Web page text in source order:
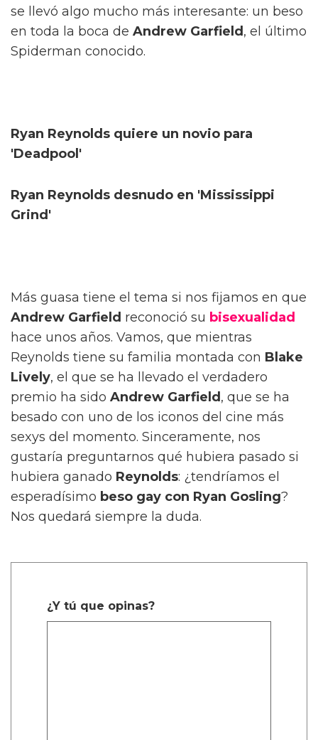
se llevó algo mucho más interesante: un beso
en toda la boca de Andrew Garfield , el último
Spiderman conocido.
Ryan Reynolds quiere un novio para
'Deadpool'
Ryan Reynolds desnudo en 'Mississippi
Grind'
Más guasa tiene el tema si nos fijamos en que
Andrew Garfield reconoció su bisexualidad
hace unos años. Vamos, que mientras
Reynolds tiene su familia montada con Blake
Lively, el que se ha llevado el verdadero
premio ha sido Andrew Garfield , que se ha
besado con uno de los iconos del cine más
sexys del momento. Sinceramente, nos
gustaría preguntarnos qué hubiera pasado si
hubiera ganado Reynolds: ¿tendríamos el
esperadísimo beso gay con Ryan Gosling?
Nos quedará siempre la duda.
¿Y tú que opinas?